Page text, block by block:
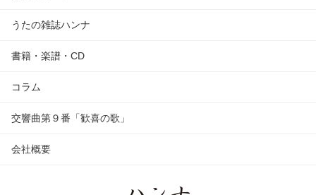
うたの雑誌ハンナ
書籍・楽譜・CD
コラム
交響曲第９番「歓喜の歌」
会社概要